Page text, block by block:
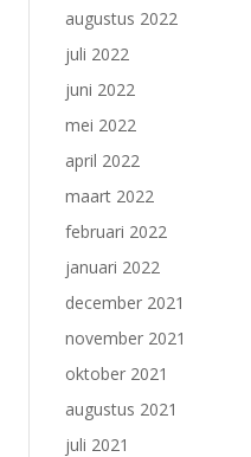
augustus 2022
juli 2022
juni 2022
mei 2022
april 2022
maart 2022
februari 2022
januari 2022
december 2021
november 2021
oktober 2021
augustus 2021
juli 2021